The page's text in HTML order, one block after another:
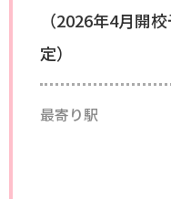
（2026年4月開
定）
最寄り駅